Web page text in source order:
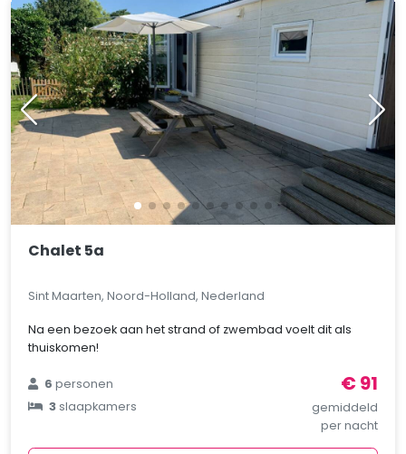
Chalet 5a
Sint Maarten, Noord-Holland, Nederland
Na een bezoek aan het strand of zwembad voelt dit als
thuiskomen!
6personen
3slaapkamers
€ 91
gemiddeld
per nacht